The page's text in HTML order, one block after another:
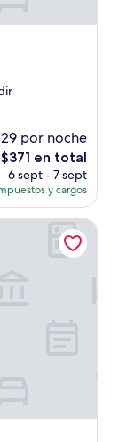
por noche
El
precio
actual
es
de
$371 en total
6 sept - 7 sept
y cargos